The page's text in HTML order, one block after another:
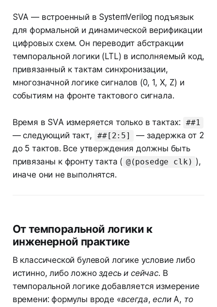
SVA — встроенный в SystemVerilog подъязык
для формальной и динамической верификации
цифровых схем. Он переводит абстракции
темпоральной логики (LTL) в исполняемый код,
привязанный к тактам синхронизации,
многозначной логике сигналов (0, 1, X, Z) и
событиям на фронте тактового сигнала.
Время в SVA измеряется только в тактах: ##1
— следующий такт, ##[2:5]
— задержка от 2
до 5 тактов. Все утверждения должны быть
привязаны к фронту такта ( @(posedge clk) ),
иначе они не выполнятся.
От темпоральной логики к
инженерной практике
В классической булевой логике условие либо
истинно, либо ложноздесь и сейчас. В
темпоральной логике добавляется измерение
времени: формулы вроде «всегда, если A, то